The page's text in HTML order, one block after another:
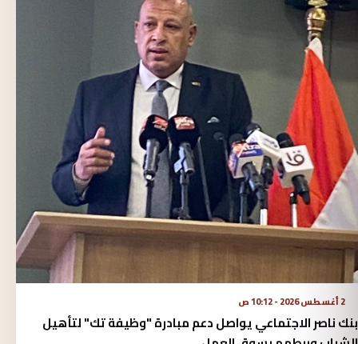
2 أغسطس 2026 - 10:12 ص
بنك ناصر الاجتماعي يواصل دعم مبادرة "وظيفة تك" لتأهيل